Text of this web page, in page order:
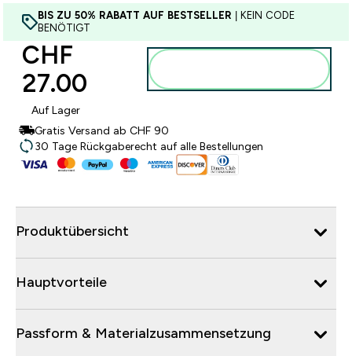
BIS ZU 50% RABATT AUF BESTSELLER | KEIN CODE
BENÖTIGT
CHF
27.00‎
Auf Lager
Gratis Versand ab CHF 90
30 Tage Rückgaberecht auf alle Bestellungen
Produktübersicht
Hauptvorteile
Passform & Materialzusammensetzung